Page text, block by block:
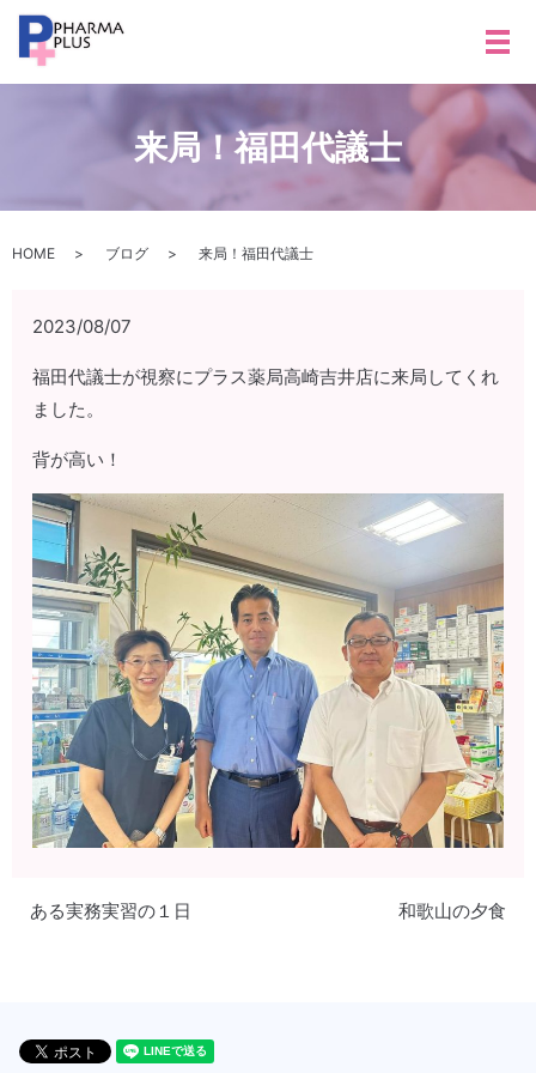
メ
来局！福田代議士
HOME ブログ 来局！福田代議士
2023/08/07
福田代議士が視察にプラス薬局高崎吉井店に来局してくれ
ました。
背が高い！
ある実務実習の１日 和歌山の夕食